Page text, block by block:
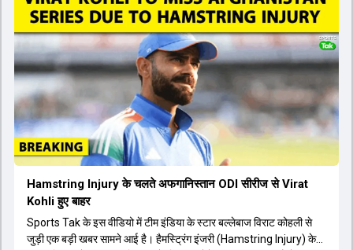
मिलने की प्रबल संभावना है। कप्तान शुभमन गिल विकेट की स्थिति को ध्यान में
रखते हुए अंतिम 11 का फैसला करेंगे। टीम में यशस्वी जायसवाल, केएल राहुल,
ऋषभ पंत और ध्रुव जुरेल जैसे खिलाड़ी भी शामिल हैं। यह टेस्ट मैच विश्व टेस्ट
चैंपियनशिप चक्र का हिस्सा नहीं है, लेकिन भारतीय टीम के लिए काफी महत्वपूर्ण
है। अंत में फैंस के सवालों का जवाब देते हुए टी20 कप्तानी और हेड कोच गौतम
गंभीर से जुड़ी जानकारी भी साझा की गई।
Hamstring Injury के चलते अफगानिस्तान ODI सीरीज से Virat
Kohli हुए बाहर
Sports Tak के इस वीडियो में टीम इंडिया के स्टार बल्लेबाज विराट कोहली से
जुड़ी एक बड़ी खबर सामने आई है। हैमस्ट्रिंग इंजरी (Hamstring Injury) के